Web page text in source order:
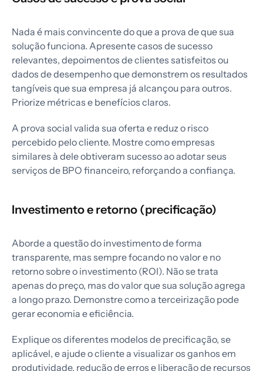
Nada é mais convincente do que a prova de que sua
solução funciona. Apresente casos de sucesso
relevantes, depoimentos de clientes satisfeitos ou
dados de desempenho que demonstrem os resultados
tangíveis que sua empresa já alcançou para outros.
Priorize métricas e benefícios claros.
A prova social valida sua oferta e reduz o risco
percebido pelo cliente. Mostre como empresas
similares à dele obtiveram sucesso ao adotar seus
serviços de BPO financeiro, reforçando a confiança.
Investimento e retorno (precificação)
Aborde a questão do investimento de forma
transparente, mas sempre focando no valor e no
retorno sobre o investimento (ROI). Não se trata
apenas do preço, mas do valor que sua solução agrega
a longo prazo. Demonstre como a terceirização pode
gerar economia e eficiência.
Explique os diferentes modelos de precificação, se
aplicável, e ajude o cliente a visualizar os ganhos em
produtividade, redução de erros e liberação de recursos